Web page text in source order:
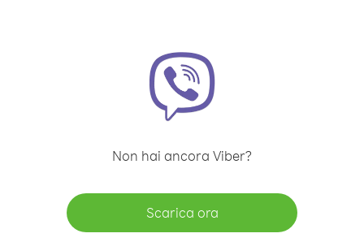
Non hai ancora Viber?
Scarica ora